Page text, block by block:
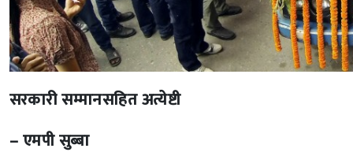
सरकारी सम्मानसहित अत्येष्टी
– एमपी सुब्बा